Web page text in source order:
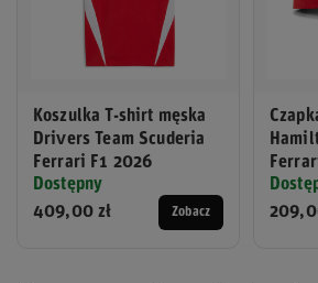
Koszulka T-shirt męska
Drivers Team Scuderia
Ferrari F1 2026
Dostępny
409,00 zł
Zobacz